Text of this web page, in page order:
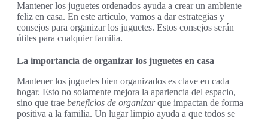
Mantener los juguetes ordenados ayuda a crear un ambiente
feliz en casa. En este artículo, vamos a dar estrategias y
consejos para organizar los juguetes. Estos consejos serán
útiles para cualquier familia.
La importancia de organizar los juguetes en casa
Mantener los juguetes bien organizados es clave en cada
hogar. Esto no solamente mejora la apariencia del espacio,
sino que trae beneficios de organizarque impactan de forma
positiva a la familia. Un lugar limpio ayuda a que todos se